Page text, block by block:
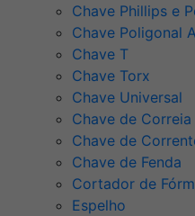
Chave Phillips e
Chave Poligonal
Chave T
Chave Torx
Chave Universal
Chave de Correia
Chave de
Chave de Fenda
Cortador de
Espelho